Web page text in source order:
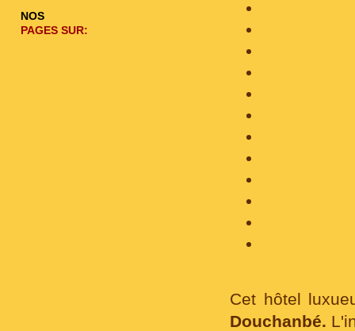
Cet hôtel
Douchanbé.
NOS
PAGES SUR: